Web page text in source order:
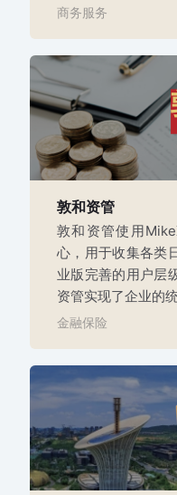
商务服务
敦和资管
敦和资管使用
心，用于收集各类
业版完善的用户层
资管实现了企业的
金融保险